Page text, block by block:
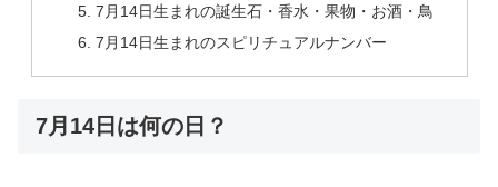
7月14日生まれの誕生石・香水・果物・お酒・鳥
7月14日生まれのスピリチュアルナンバー
7月14日は何の日？